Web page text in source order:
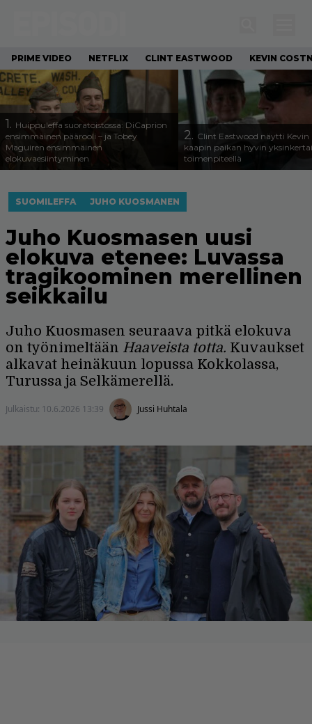
PRIME VIDEO NETFLIX CLINT EASTWOOD KEVIN
1. Huippuleffa suoratoistossa: DiCaprion
ensimmäinen päärooli – ja Tobey
Maguiren ensimmäinen
elokuvaesiintyminen
2. Clint Eastwood näytti Kevin
kaapin paikan hyvin
toimenpiteellä
SUOMILEFFA JUHO KUOSMANEN
Juho Kuosmasen uusi
elokuva etenee: Luvassa
tragikoominen merellinen
seikkailu
Juho Kuosmasen seuraava pitkä elokuva
on työnimeltään Haaveista totta. Kuvaukset
alkavat heinäkuun lopussa Kokkolassa,
Turussa ja Selkämerellä.
Julkaistu: 10.6.2026 13:39 Jussi Huhtala